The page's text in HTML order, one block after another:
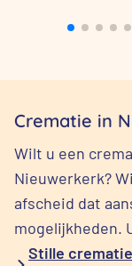
Crematie in
Wilt u een
Nieuwerkerk?
afscheid dat
mogelijkheden.
Stille crematie